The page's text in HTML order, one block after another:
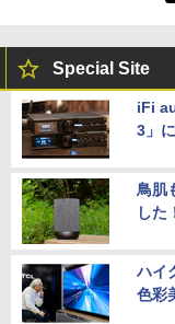
Special Site
iFi
3」
鳥肌
した
ハイ
色彩